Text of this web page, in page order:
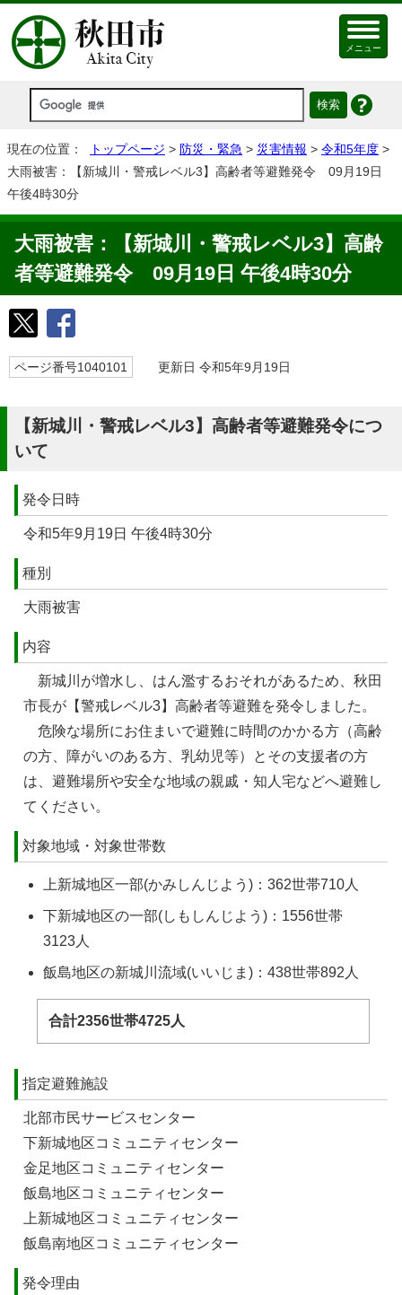
メニュー
現在の位置： トップページ > 防災・緊急 > 災害情報 > 令和5年度 >
大雨被害：【新城川・警戒レベル3】高齢者等避難発令 09月19日
午後4時30分
大雨被害：【新城川・警戒レベル3】高齢
者等避難発令 09月19日 午後4時30分
ページ番号1040101 更新日 令和5年9月19日
【新城川・警戒レベル3】高齢者等避難発令につ
いて
発令日時
令和5年9月19日 午後4時30分
種別
大雨被害
内容
新城川が増水し、はん濫するおそれがあるため、秋田
市長が【警戒レベル3】高齢者等避難を発令しました。
危険な場所にお住まいで避難に時間のかかる方（高齢
の方、障がいのある方、乳幼児等）とその支援者の方
は、避難場所や安全な地域の親戚・知人宅などへ避難し
てください。
対象地域・対象世帯数
上新城地区一部(かみしんじよう)：362世帯710人
下新城地区の一部(しもしんじよう)：1556世帯
3123人
飯島地区の新城川流域(いいじま)：438世帯892人
合計2356世帯4725人
指定避難施設
北部市民サービスセンター
下新城地区コミュニティセンター
金足地区コミュニティセンター
飯島地区コミュニティセンター
上新城地区コミュニティセンター
飯島南地区コミュニティセンター
発令理由